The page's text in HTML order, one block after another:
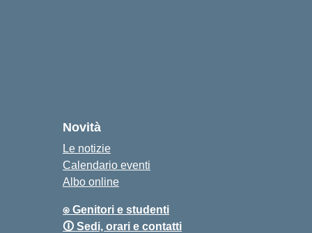
Novità
Le notizie
Calendario eventi
Albo online
⍟ Genitori e studenti
🛈 Sedi, orari e contatti